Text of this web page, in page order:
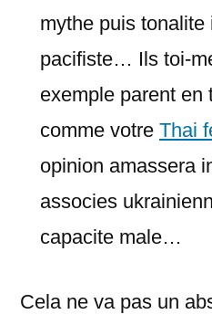
mythe puis tonalite
pacifiste… Ils toi-
exemple parent en
comme votre Thai
opinion amassera
associes
capacite male…
Cela ne va pas un